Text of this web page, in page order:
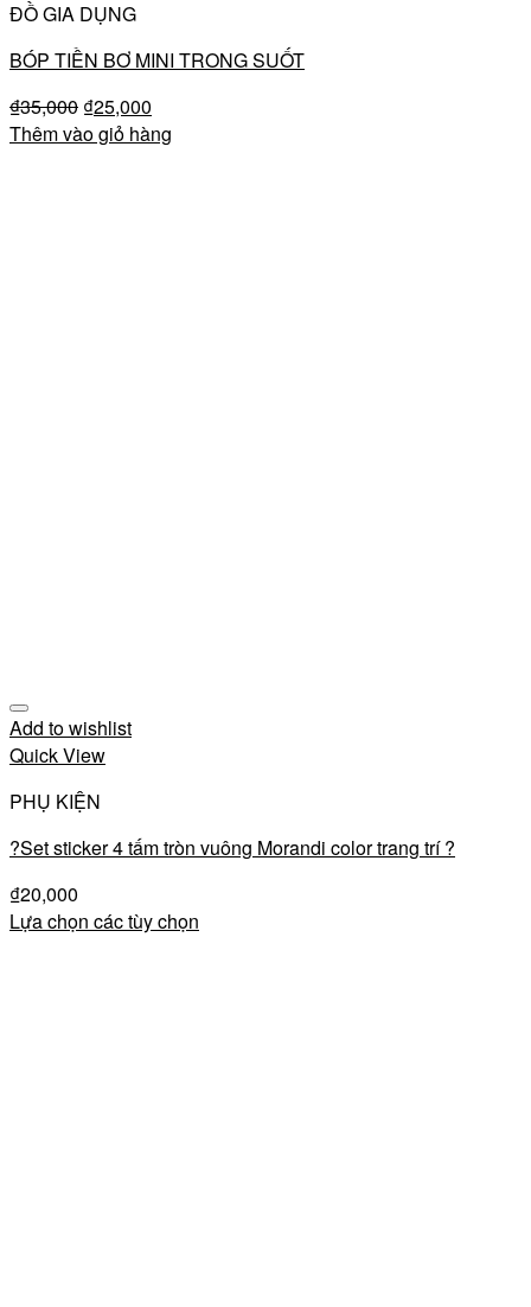
ĐỒ GIA DỤNG
BÓP TIỀN BƠ MINI TRONG SUỐT
₫35,000 ₫25,000
Thêm vào giỏ hàng
Add to wishlist
Quick View
PHỤ KIỆN
?Set sticker 4 tấm tròn vuông Morandi color trang trí ?
₫20,000
Lựa chọn các tùy chọn